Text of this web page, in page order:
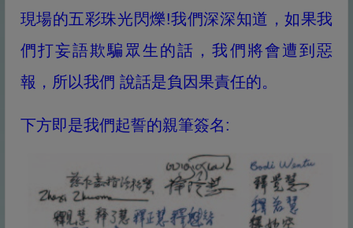
現場的五彩珠光閃爍!我們深深知道，如果我
們打妄語欺騙眾生的話，我們將會遭到惡
報，所以我們 說話是負因果責任的。
下方即是我們起誓的親筆簽名: